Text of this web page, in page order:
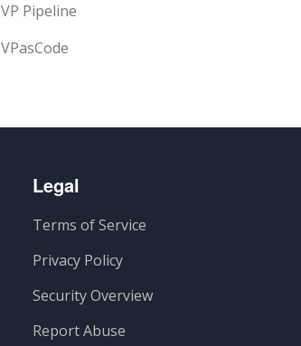
VP Pipeline
VPasCode
Legal
Terms of Service
Privacy Policy
Security Overview
Report Abuse